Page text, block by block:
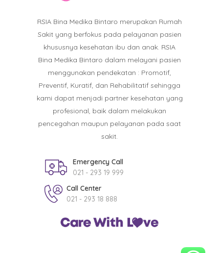
RSIA Bina Medika Bintaro merupakan Rumah
Sakit yang berfokus pada pelayanan pasien
khususnya kesehatan ibu dan anak. RSIA
Bina Medika Bintaro dalam melayani pasien
menggunakan pendekatan : Promotif,
Preventif, Kuratif, dan Rehabilitatif sehingga
kami dapat menjadi partner kesehatan yang
profesional, baik dalam melakukan
pencegahan maupun pelayanan pada saat
sakit.
Emergency Call
021 - 293 19 999
Call Center
021 - 293 18 888